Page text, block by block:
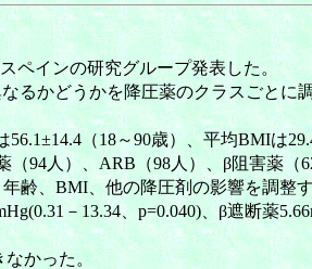
ペインの研究グループ発表した。
かどうかを降圧薬のクラスごとに
（18～90歳）、平均BMIは
94人）、ARB（98人）、β阻害薬（
、BMI、他の降圧剤の影響を調整
－13.34、p=0.040)、β遮断薬
かった。